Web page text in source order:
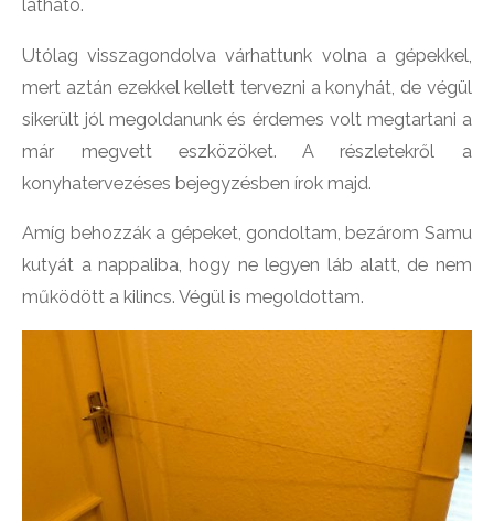
látható.
Utólag visszagondolva várhattunk volna a gépekkel,
mert aztán ezekkel kellett tervezni a konyhát, de végül
sikerült jól megoldanunk és érdemes volt megtartani a
már megvett eszközöket. A részletekről a
konyhatervezéses bejegyzésben írok majd.
Amíg behozzák a gépeket, gondoltam, bezárom Samu
kutyát a nappaliba, hogy ne legyen láb alatt, de nem
működött a kilincs. Végül is megoldottam.